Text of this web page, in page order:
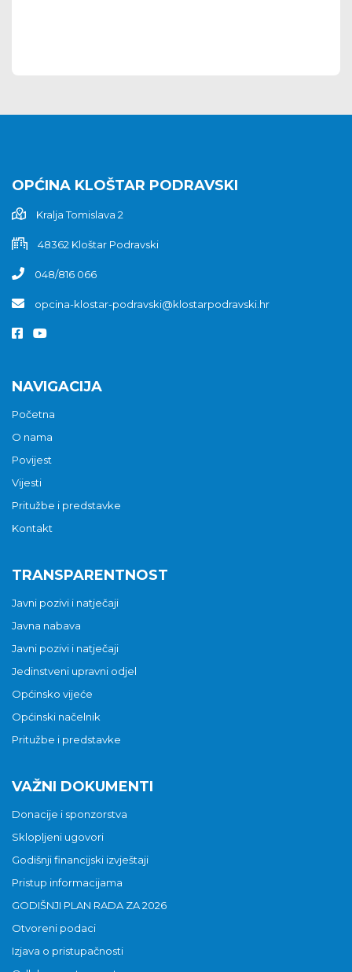
OPĆINA KLOŠTAR PODRAVSKI
Kralja Tomislava 2
48362 Kloštar Podravski
048/816 066
opcina-klostar-podravski@klostarpodravski.hr
NAVIGACIJA
Početna
O nama
Povijest
Vijesti
Pritužbe i predstavke
Kontakt
TRANSPARENTNOST
Javni pozivi i natječaji
Javna nabava
Javni pozivi i natječaji
Jedinstveni upravni odjel
Općinsko vijeće
Općinski načelnik
Pritužbe i predstavke
VAŽNI DOKUMENTI
Donacije i sponzorstva
Sklopljeni ugovori
Godišnji financijski izvještaji
Pristup informacijama
GODIŠNJI PLAN RADA ZA 2026
Otvoreni podaci
Izjava o pristupačnosti